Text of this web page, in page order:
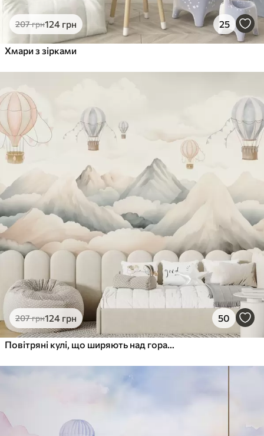
207грн124 грн 25
Хмари з зірками
207грн124 грн 50